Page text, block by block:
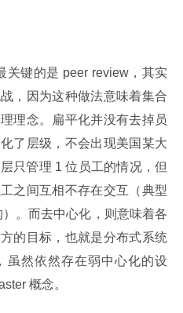
关键的是 peer review，其实
，因为这种做法意味着集合
理念。扁平化并没有去掉员
了层级，不会出现美国某大
只管理 1 位员工的情况，但
之间互相不存在交互（典型
。而去中心化，则意味着各
的目标，也就是分布式系统
虽然依然存在弱中心化的设
概念。